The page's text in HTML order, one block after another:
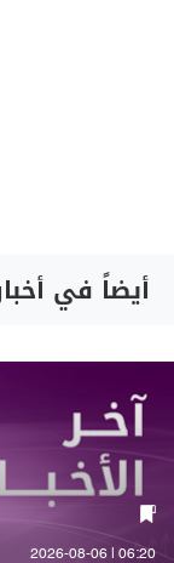
أيضاً في
06:20 | 2026-08-06